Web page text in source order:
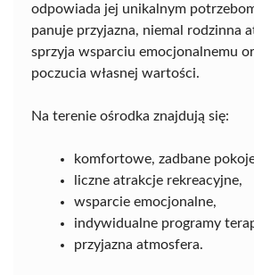
odpowiada jej unikalnym
panuje przyjazna, niemal rodzinna
sprzyja wsparciu emocjonalnemu
poczucia własnej wartości.
Na terenie ośrodka znajdują się:
komfortowe, zadbane
liczne atrakcje rekreacyjne,
wsparcie emocjonalne,
indywidualne programy
przyjazna atmosfera.